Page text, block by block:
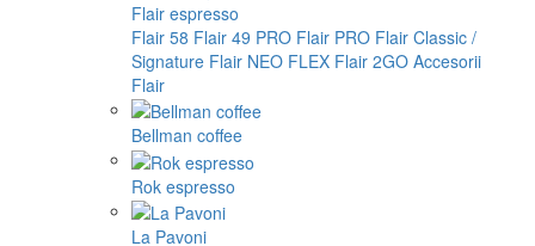
Flair espresso
Flair 58 Flair 49 PRO Flair PRO Flair Classic /
Signature Flair NEO FLEX Flair 2GO Accesorii
Flair
Bellman coffee
Rok espresso
La Pavoni